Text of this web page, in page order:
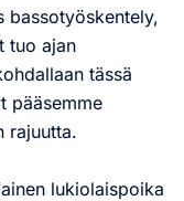
bassotyöskentely,
tuo ajan
tässä
pääsemme
rajuutta.
lukiolaispoika